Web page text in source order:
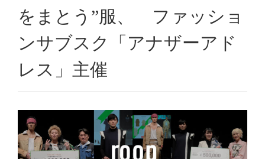
をまとう”服、 ファッショ
ンサブスク「アナザーアド
レス」主催